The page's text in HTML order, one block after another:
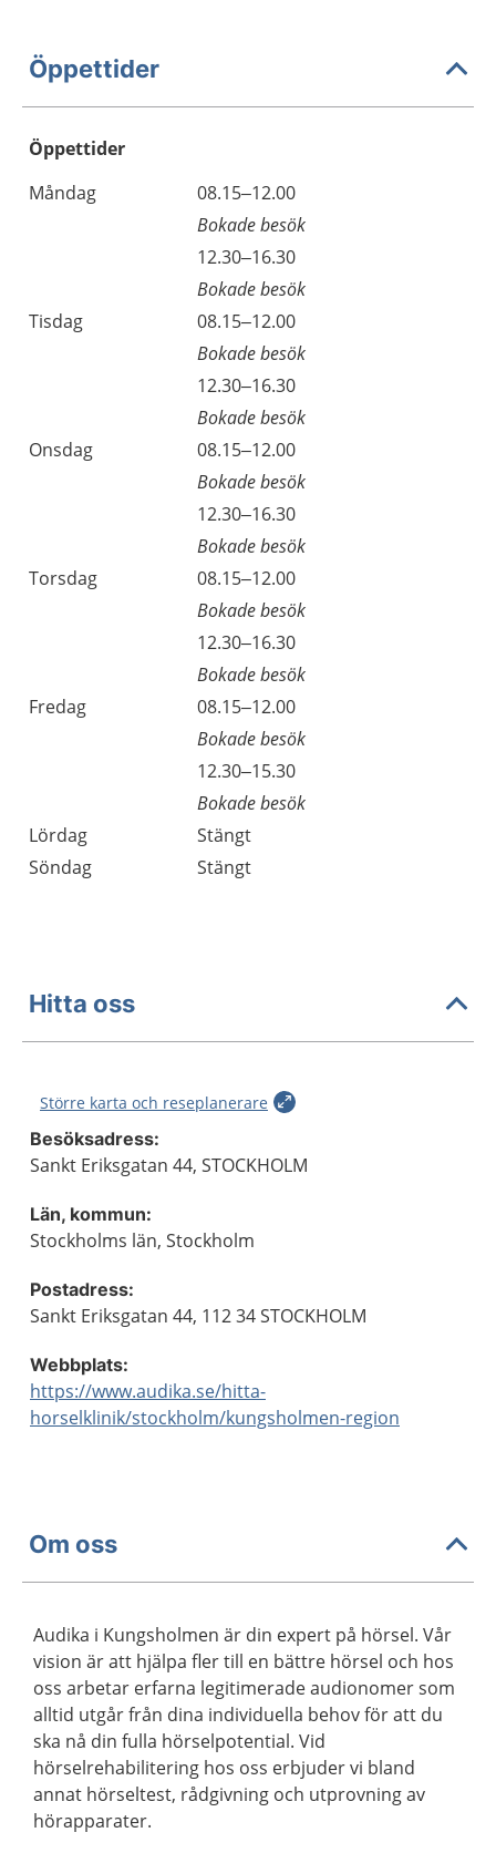
Öppettider
Öppettider
Dag
Öppettider
Kommentarer
Måndag
08.15–12.00
Bokade besök
12.30–16.30
Bokade besök
Tisdag
08.15–12.00
Bokade besök
12.30–16.30
Bokade besök
Onsdag
08.15–12.00
Bokade besök
12.30–16.30
Bokade besök
Torsdag
08.15–12.00
Bokade besök
12.30–16.30
Bokade besök
Fredag
08.15–12.00
Bokade besök
12.30–15.30
Bokade besök
Lördag
Stängt
Söndag
Stängt
Hitta oss
Större karta och reseplanerare
Besöksadress:
Sankt Eriksgatan 44, STOCKHOLM
Län, kommun:
Stockholms län, Stockholm
Postadress:
Sankt Eriksgatan 44, 112 34 STOCKHOLM
Webbplats:
https://www.audika.se/hitta-
horselklinik/stockholm/kungsholmen-region
Om oss
Audika i Kungsholmen är din expert på hörsel. Vår
vision är att hjälpa fler till en bättre hörsel och hos
oss arbetar erfarna legitimerade audionomer som
alltid utgår från dina individuella behov för att du
ska nå din fulla hörselpotential. Vid
hörselrehabilitering hos oss erbjuder vi bland
annat hörseltest, rådgivning och utprovning av
hörapparater.